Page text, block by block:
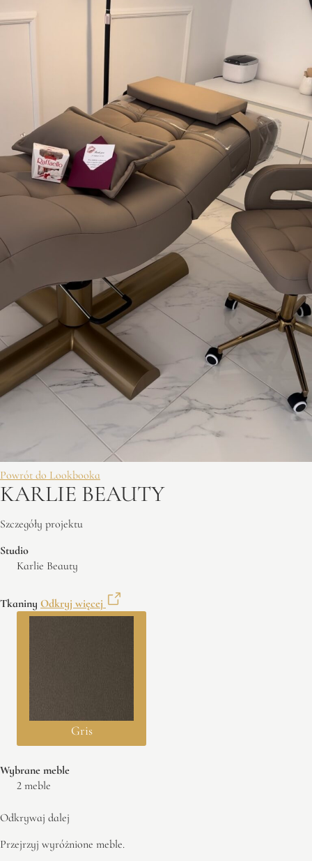
Powrót do Lookbooka
KARLIE BEAUTY
Szczegóły projektu
Studio
Karlie Beauty
Tkaniny Odkryj więcej
Gris
Wybrane meble
2 meble
Odkrywaj dalej
Przejrzyj wyróżnione meble.